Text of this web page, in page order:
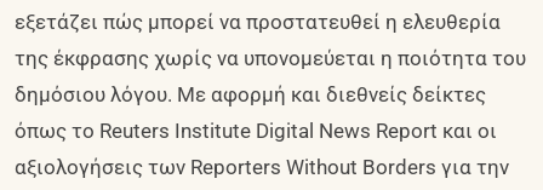
εξετάζει πώς μπορεί να προστατευθεί η ελευθερία
της έκφρασης χωρίς να υπονομεύεται η ποιότητα του
δημόσιου λόγου. Με αφορμή και διεθνείς δείκτες
όπως το Reuters Institute Digital News Report και οι
αξιολογήσεις των Reporters Without Borders για την